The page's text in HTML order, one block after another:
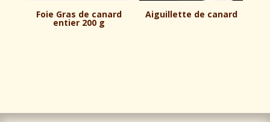
Foie Gras de canard
entier 200 g
Aiguillette de canard